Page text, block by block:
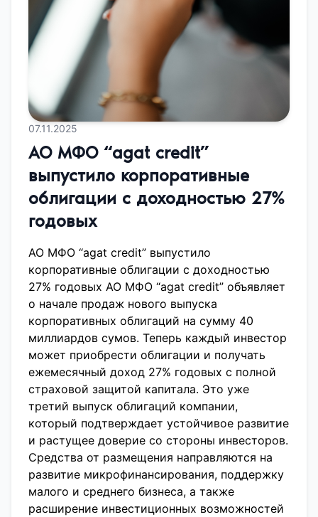
07.11.2025
АО МФО “agat credit”
выпустило корпоративные
облигации с доходностью 27%
годовых
АО МФО “agat credit” выпустило
корпоративные облигации с доходностью
27% годовых АО МФО “agat credit” объявляет
о начале продаж нового выпуска
корпоративных облигаций на сумму 40
миллиардов сумов. Теперь каждый инвестор
может приобрести облигации и получать
ежемесячный доход 27% годовых с полной
страховой защитой капитала. Это уже
третий выпуск облигаций компании,
который подтверждает устойчивое развитие
и растущее доверие со стороны инвесторов.
Средства от размещения направляются на
развитие микрофинансирования, поддержку
малого и среднего бизнеса, а также
расширение инвестиционных возможностей